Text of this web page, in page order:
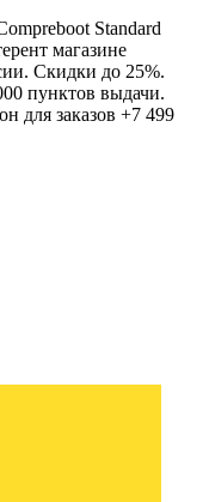
Standard
магазине
Скидки до 25%.
пунктов выдачи.
для заказов +7 499